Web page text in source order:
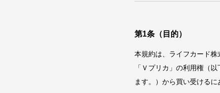
第1条（目的）
本規約は、ライフカード
「Ｖプリカ」の利用権（
ます。）から買い受ける